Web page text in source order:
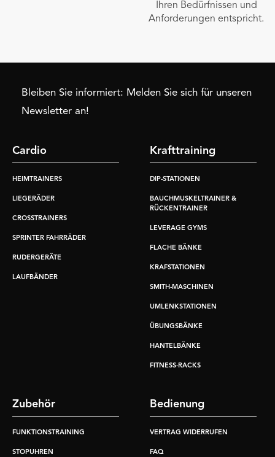
Ihren Bedürfnissen und
Anforderungen entspricht.
Bleiben Sie informiert: Melden Sie sich für unseren
Newsletter an!
Cardio
HEIMTRAINERS
LIEGERÄDER
CROSSTRAINERS
SPRINTER FAHRRÄDER
RUDERGERÄTE
LAUFBÄNDER
Krafttraining
DIP-STATIONEN
BAUCHMUSKELTRAINER &
RÜCKENTRAINER
LEVERAGE GYMS
FLACHE BÄNKE
KRAFSTATIONEN
SMITH-MASCHINEN
UMLENKSTATIONEN
ÜBUNGSBÄNKE
HANTELBÄNKE
FITNESS-RACKS
Zubehör
FUNKTIONSTRAINING
STOPUHREN
Bedienung
VERTRAG WIDERRUFEN
FAQ